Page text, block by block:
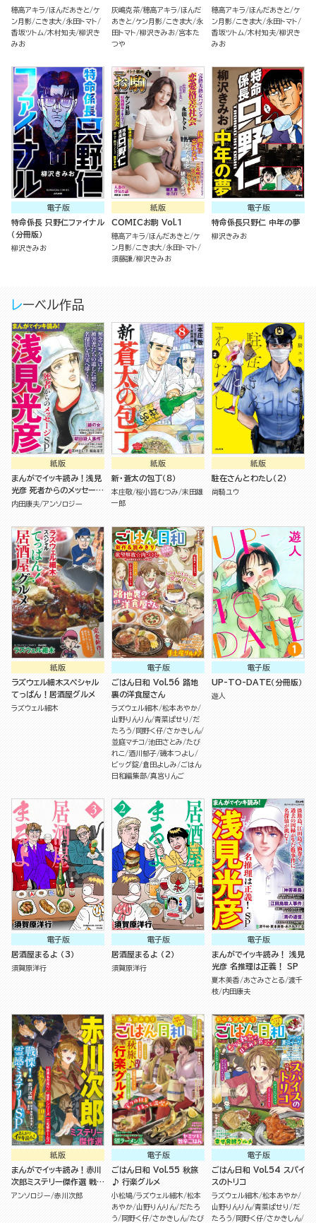
穂高アキラ ほんだあきと ケ
ン月影 こきま大
永田トマト
香坂ツトム 木村知夫 柳沢き
みお
灰嶋克茶 穂高アキラ
ほんだ
あきと ケン月影 こきま大
永
田トマト 柳沢きみお 宮本た
つや
穂高アキラ ほんだあきと ケ
ン月影 こきま大
永田トマト
香坂ツトム 木村知夫 柳沢き
みお
電子版
特命係長 只野仁ファイナル
（分冊版）
柳沢きみお
紙版
COMICお駒 Vol.1
穂高アキラ ほんだあきと ケ
ン月影 こきま大
永田トマト
須藤謙 柳沢きみお
電子版
特命係長只野仁 中年の夢
柳沢きみお
レーベル作品
紙版
まんがでイッキ読み！浅見
光彦 死者からのメッセージ
SP
内田康夫 アンソロジー
紙版
新・蒼太の包丁（８）
本庄敬 桜小路むつみ 末田雄
一郎
紙版
駐在さんとわたし（２）
尚騎ユウ
紙版
ラズウェル細木スペシャル
てっぱん！居酒屋グルメ
ラズウェル細木
電子版
ごはん日和 Vol.56 路地
裏の洋食屋さん
ラズウェル細木 松本あやか
山野りんりん 青菜ぱせり
だ
たろう
岡野く仔 さかきしん
並庭マチコ 池田さとみ たび
れこ 酒川郁子 磯本つよし
ビッグ錠 倉田よしみ
ごはん
日和編集部 真宮りんご
電子版
UP-TO-DATE（分冊版）
遊人
電子版
居酒屋まるよ （3）
須賀原洋行
電子版
居酒屋まるよ （2）
須賀原洋行
電子版
まんがでイッキ読み！ 浅見
光彦 名推理は正義！ SP
夏木美香 あさみさとる 渡千
枝 内田康夫
紙版
まんがでイッキ読み！赤川
次郎ミステリー傑作選 戦
慄！霊感ミステリーSP
アンソロジー 赤川次郎
電子版
ごはん日和 Vol.55 秋旅
♪ 行楽グルメ
小松鳩 ラズウェル細木 松本
あやか 山野りんりん だたろ
う
岡野く仔 さかきしん たび
電子版
ごはん日和 Vol.54 スパイ
スのトリコ
ラズウェル細木 松本あやか
山野りんりん 青菜ぱせり
だ
たろう
岡野く仔 さかきしん